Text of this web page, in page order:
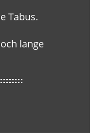
Tabus.
lange